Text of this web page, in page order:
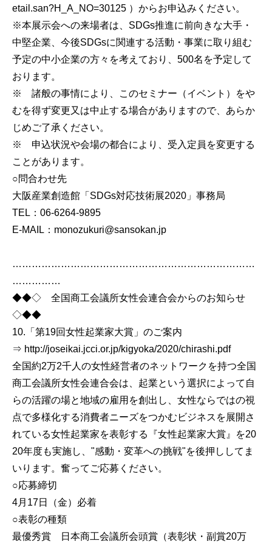
etail.san?H_A_NO=30125 ）からお申込みください。
※本展示会への来場者は、SDGs推進に前向きな大手・
中堅企業、今後SDGsに関連する活動・事業に取り組む
予定の中小企業の方々を考えており、500名を予定して
おります。
※ 諸般の事情により、このセミナー（イベント）をや
むを得ず変更又は中止する場合がありますので、あらか
じめご了承ください。
※ 申込状況や会場の都合により、受入定員を変更する
ことがあります。
○問合わせ先
大阪産業創造館「SDGs対応技術展2020」事務局
TEL：06-6264-9895
E-MAIL：monozukuri@sansokan.jp
…………………………………………………………………
……………
◆◆◇ 全国商工会議所女性会連合会からのお知らせ
◇◆◆
10.「第19回女性起業家大賞」のご案内
⇒ http://joseikai.jcci.or.jp/kigyoka/2020/chirashi.pdf
全国約2万2千人の女性経営者のネットワークを持つ全国
商工会議所女性会連合会は、起業という選択によって自
らの活躍の場と地域の雇用を創出し、女性ならではの視
点で多様化する消費者ニーズをつかむビジネスを展開さ
れている女性起業家を表彰する『女性起業家大賞』を20
20年度も実施し、"感動・変革への挑戦"を後押ししてま
いります。奮ってご応募ください。
○応募締切
4月17日（金）必着
○表彰の種類
最優秀賞 日本商工会議所会頭賞（表彰状・副賞20万